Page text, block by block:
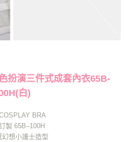
扮演三件式成套內衣65B-
白)
BRA​
製 65B–100H​
幻想小護士造型